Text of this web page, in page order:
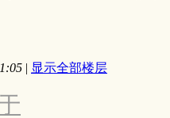
| 显示全部楼层